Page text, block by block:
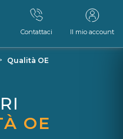
Il mio account
Contattaci
Qualità OE
OE